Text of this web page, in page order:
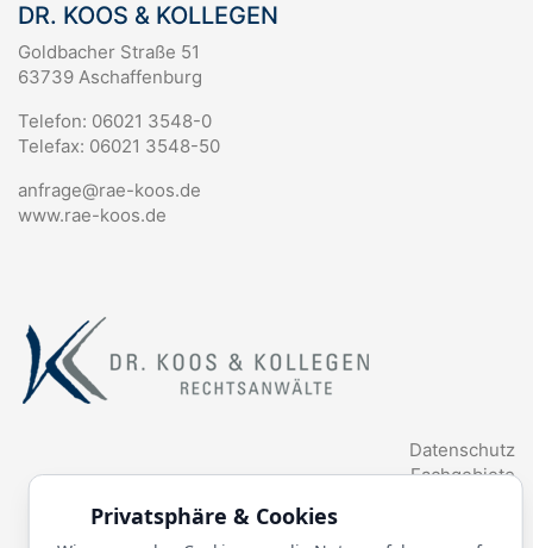
DR. KOOS & KOLLEGEN
Goldbacher Straße 51
63739 Aschaffenburg
Telefon: 06021 3548-0
Telefax: 06021 3548-50
anfrage@rae-koos.de
www.rae-koos.de
Datenschutz
Fachgebiete
Privatsphäre & Cookies